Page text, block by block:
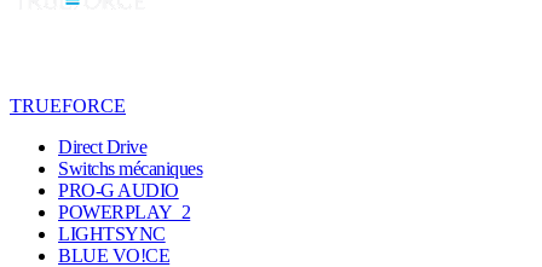
TRUEFORCE
Direct Drive
Switchs mécaniques
PRO-G AUDIO
POWERPLAY 2
LIGHTSYNC
BLUE VO!CE